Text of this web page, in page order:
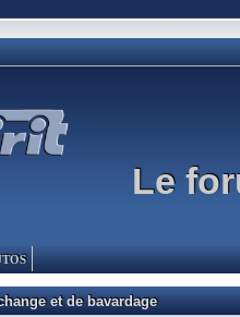
Le
et de bavardage